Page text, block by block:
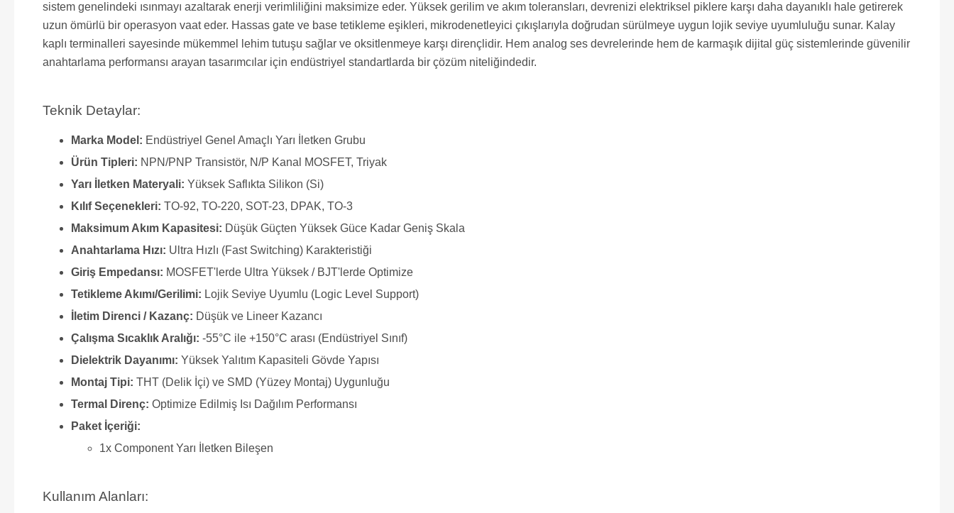
sistem genelindeki ısınmayı azaltarak enerji verimliliğini maksimize eder. Yüksek gerilim ve akım toleransları, devrenizi elektriksel piklere karşı daha dayanıklı hale getirerek
uzun ömürlü bir operasyon vaat eder. Hassas gate ve base tetikleme eşikleri, mikrodenetleyici çıkışlarıyla doğrudan sürülmeye uygun lojik seviye uyumluluğu sunar. Kalay
kaplı terminalleri sayesinde mükemmel lehim tutuşu sağlar ve oksitlenmeye karşı dirençlidir. Hem analog ses devrelerinde hem de karmaşık dijital güç sistemlerinde güvenilir
anahtarlama performansı arayan tasarımcılar için endüstriyel standartlarda bir çözüm niteliğindedir.
Teknik Detaylar:
Marka Model: Endüstriyel Genel Amaçlı Yarı İletken Grubu
Ürün Tipleri: NPN/PNP Transistör, N/P Kanal MOSFET, Triyak
Yarı İletken Materyali: Yüksek Saflıkta Silikon (Si)
Kılıf Seçenekleri: TO-92, TO-220, SOT-23, DPAK, TO-3
Maksimum Akım Kapasitesi: Düşük Güçten Yüksek Güce Kadar Geniş Skala
Anahtarlama Hızı: Ultra Hızlı (Fast Switching) Karakteristiği
Giriş Empedansı: MOSFET'lerde Ultra Yüksek / BJT'lerde Optimize
Tetikleme Akımı/Gerilimi: Lojik Seviye Uyumlu (Logic Level Support)
İletim Direnci / Kazanç: Düşük ve Lineer Kazancı
Çalışma Sıcaklık Aralığı: -55°C ile +150°C arası (Endüstriyel Sınıf)
Dielektrik Dayanımı: Yüksek Yalıtım Kapasiteli Gövde Yapısı
Montaj Tipi: THT (Delik İçi) ve SMD (Yüzey Montaj) Uygunluğu
Termal Direnç: Optimize Edilmiş Isı Dağılım Performansı
Paket İçeriği:
1x Component Yarı İletken Bileşen
Kullanım Alanları: